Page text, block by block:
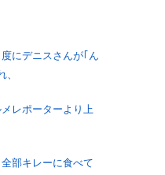
にデニスさんが｢ん
レポーターより上
部キレーに食べて